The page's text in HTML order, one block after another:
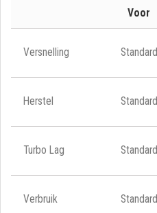
Voor
Versnelling Standard
Herstel Standard
Turbo Lag Standard
Verbruik Standard